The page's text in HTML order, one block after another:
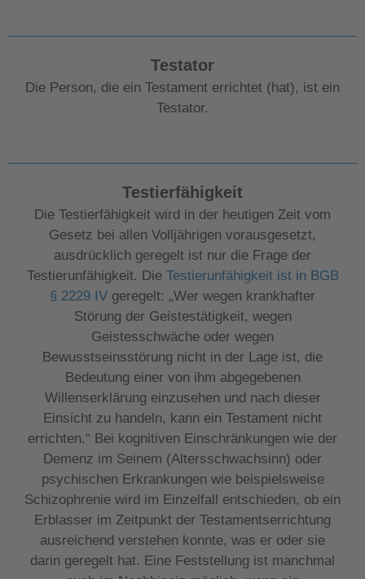
Testator
Die Person, die ein Testament errichtet (hat), ist ein
Testator.
Testierfähigkeit
Die Testierfähigkeit wird in der heutigen Zeit vom
Gesetz bei allen Volljährigen vorausgesetzt,
ausdrücklich geregelt ist nur die Frage der
Testierunfähigkeit. Die Testierunfähigkeit ist in BGB
§ 2229 IV geregelt: „Wer wegen krankhafter
Störung der Geistestätigkeit, wegen
Geistesschwäche oder wegen
Bewusstseinsstörung nicht in der Lage ist, die
Bedeutung einer von ihm abgegebenen
Willenserklärung einzusehen und nach dieser
Einsicht zu handeln, kann ein Testament nicht
errichten.“ Bei kognitiven Einschränkungen wie der
Demenz im Seinem (Altersschwachsinn) oder
psychischen Erkrankungen wie beispielsweise
Schizophrenie wird im Einzelfall entschieden, ob ein
Erblasser im Zeitpunkt der Testamentserrichtung
ausreichend verstehen konnte, was er oder sie
darin geregelt hat. Eine Feststellung ist manchmal